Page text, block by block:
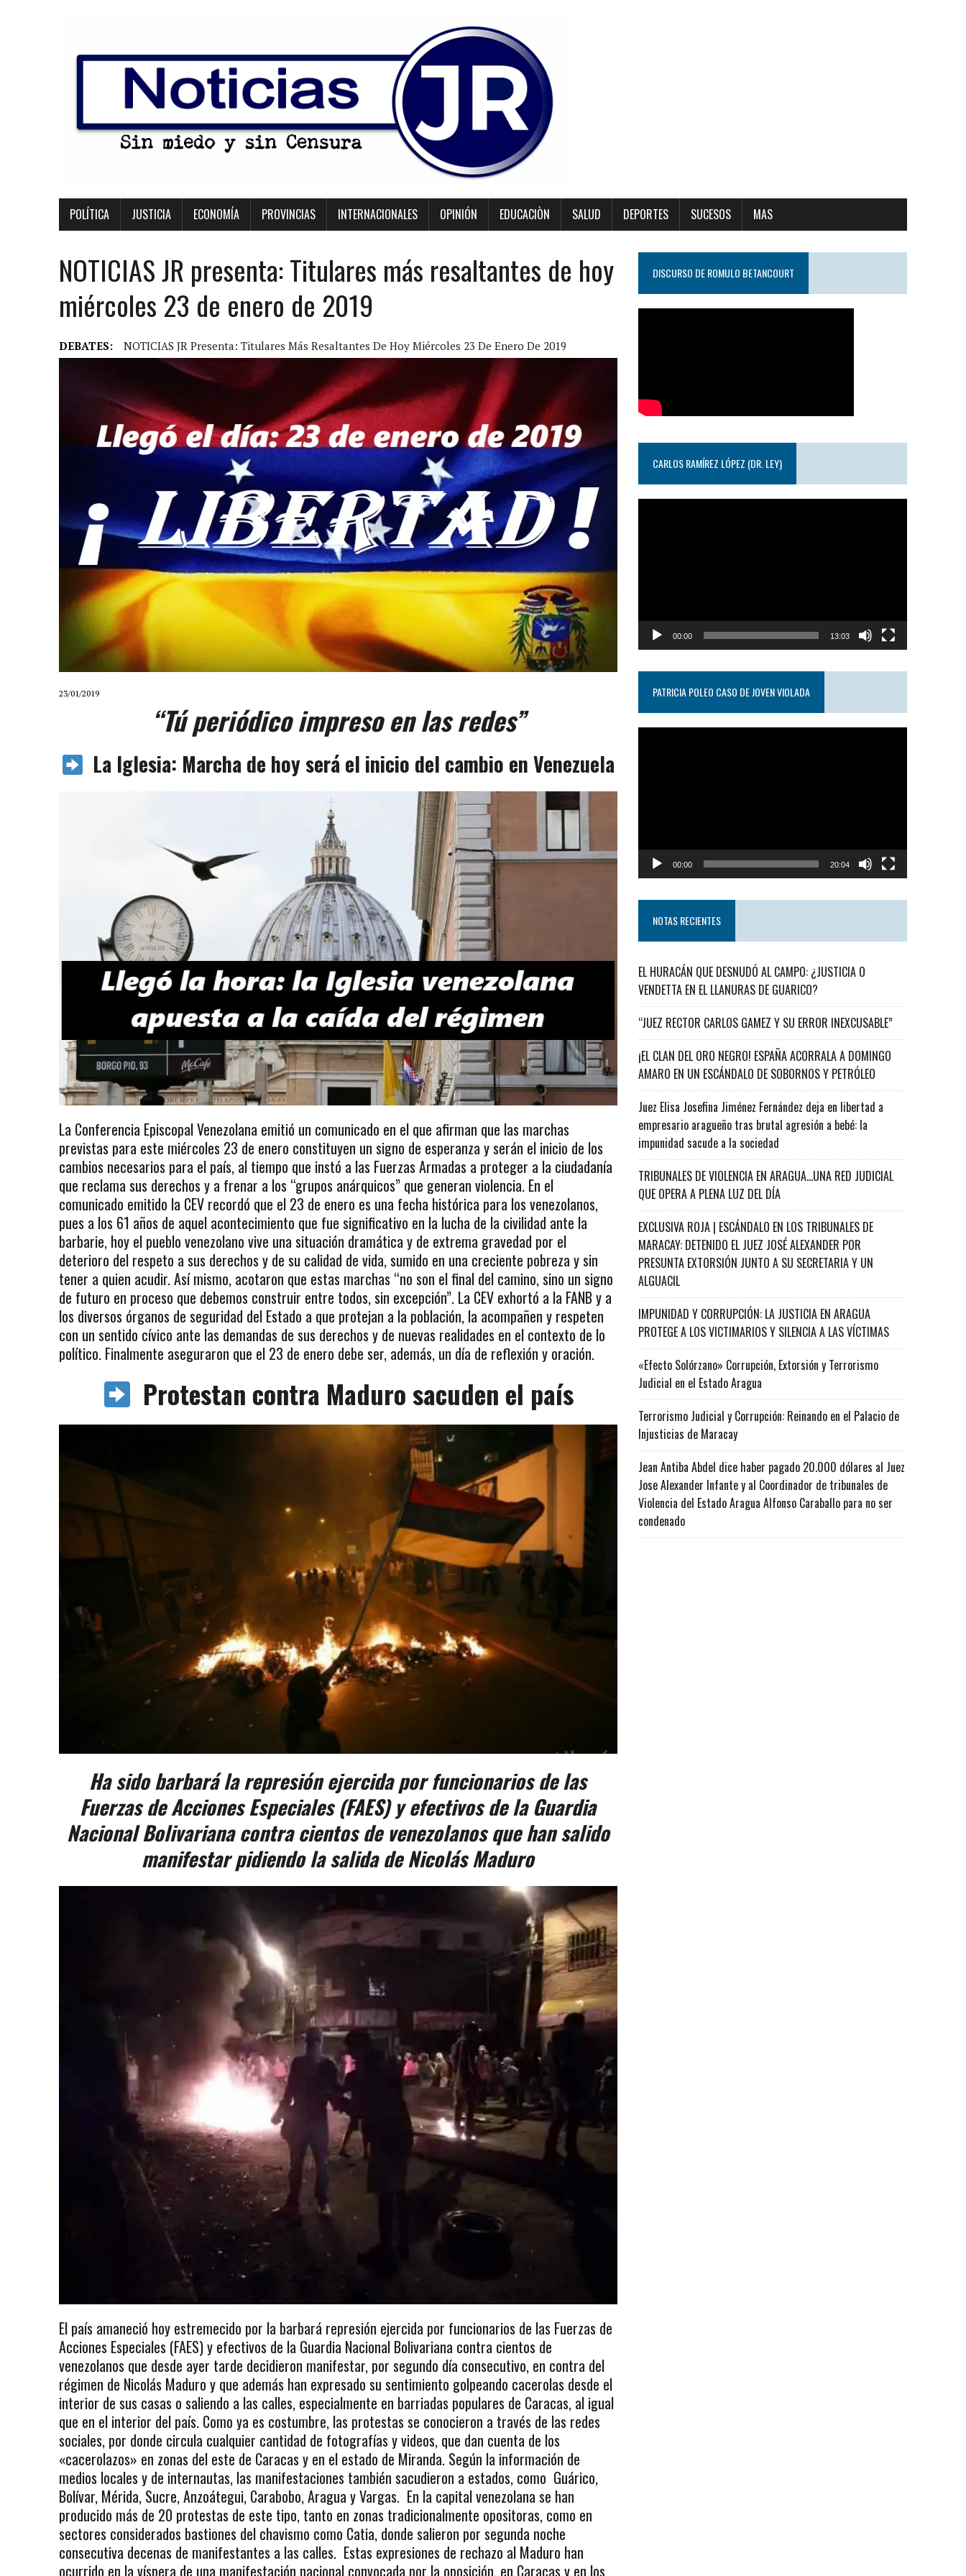
POLÍTICA JUSTICIA ECONOMÍA PROVINCIAS INTERNACIONALES OPINIÓN EDUCACIÒN SALUD DEPORTES SUCESOS MAS
NOTICIAS JR presenta: Titulares más resaltantes de hoy
miércoles 23 de enero de 2019
DEBATES: NOTICIAS JR Presenta: Titulares Más Resaltantes De Hoy Miércoles 23 De Enero De 2019
23/01/2019
“Tú periódico impreso en las redes”
La Iglesia: Marcha de hoy será el inicio del cambio en Venezuela
La Conferencia Episcopal Venezolana emitió un comunicado en el que afirman que las marchas
previstas para este miércoles 23 de enero constituyen un signo de esperanza y serán el inicio de los
cambios necesarios para el país, al tiempo que instó a las Fuerzas Armadas a proteger a la ciudadanía
que reclama sus derechos y a frenar a los “grupos anárquicos” que generan violencia. En el
comunicado emitido la CEV recordó que el 23 de enero es una fecha histórica para los venezolanos,
pues a los 61 años de aquel acontecimiento que fue significativo en la lucha de la civilidad ante la
barbarie, hoy el pueblo venezolano vive una situación dramática y de extrema gravedad por el
deterioro del respeto a sus derechos y de su calidad de vida, sumido en una creciente pobreza y sin
tener a quien acudir. Así mismo, acotaron que estas marchas “no son el final del camino, sino un signo
de futuro en proceso que debemos construir entre todos, sin excepción”. La CEV exhortó a la FANB y a
los diversos órganos de seguridad del Estado a que protejan a la población, la acompañen y respeten
con un sentido cívico ante las demandas de sus derechos y de nuevas realidades en el contexto de lo
político. Finalmente aseguraron que el 23 de enero debe ser, además, un día de reflexión y oración.
Protestan contra Maduro sacuden el país
Ha sido barbará la represión ejercida por funcionarios de las
Fuerzas de Acciones Especiales (FAES) y efectivos de la Guardia
Nacional Bolivariana contra cientos de venezolanos que han salido
manifestar pidiendo la salida de Nicolás Maduro
El país amaneció hoy estremecido por la barbará represión ejercida por funcionarios de las Fuerzas de
Acciones Especiales (FAES) y efectivos de la Guardia Nacional Bolivariana contra cientos de
venezolanos que desde ayer tarde decidieron manifestar, por segundo día consecutivo, en contra del
régimen de Nicolás Maduro y que además han expresado su sentimiento golpeando cacerolas desde el
interior de sus casas o saliendo a las calles, especialmente en barriadas populares de Caracas, al igual
que en el interior del país. Como ya es costumbre, las protestas se conocieron a través de las redes
sociales, por donde circula cualquier cantidad de fotografías y videos, que dan cuenta de los
«cacerolazos» en zonas del este de Caracas y en el estado de Miranda. Según la información de
medios locales y de internautas, las manifestaciones también sacudieron a estados, como Guárico,
Bolívar, Mérida, Sucre, Anzoátegui, Carabobo, Aragua y Vargas. En la capital venezolana se han
producido más de 20 protestas de este tipo, tanto en zonas tradicionalmente opositoras, como en
sectores considerados bastiones del chavismo como Catia, donde salieron por segunda noche
consecutiva decenas de manifestantes a las calles. Estas expresiones de rechazo al Maduro han
ocurrido en la víspera de una manifestación nacional convocada por la oposición, en Caracas y en los
DISCURSO DE ROMULO BETANCOURT
CARLOS RAMÍREZ LÓPEZ (DR. LEY)
00:00 13:03
PATRICIA POLEO CASO DE JOVEN VIOLADA
00:00 20:04
NOTAS RECIENTES
EL HURACÁN QUE DESNUDÓ AL CAMPO: ¿JUSTICIA O
VENDETTA EN EL LLANURAS DE GUARICO?
“JUEZ RECTOR CARLOS GAMEZ Y SU ERROR INEXCUSABLE”
¡EL CLAN DEL ORO NEGRO! ESPAÑA ACORRALA A DOMINGO
AMARO EN UN ESCÁNDALO DE SOBORNOS Y PETRÓLEO
Juez Elisa Josefina Jiménez Fernández deja en libertad a
empresario aragueño tras brutal agresión a bebé: la
impunidad sacude a la sociedad
TRIBUNALES DE VIOLENCIA EN ARAGUA…UNA RED JUDICIAL
QUE OPERA A PLENA LUZ DEL DÍA
EXCLUSIVA ROJA | ESCÁNDALO EN LOS TRIBUNALES DE
MARACAY: DETENIDO EL JUEZ JOSÉ ALEXANDER POR
PRESUNTA EXTORSIÓN JUNTO A SU SECRETARIA Y UN
ALGUACIL
IMPUNIDAD Y CORRUPCIÓN: LA JUSTICIA EN ARAGUA
PROTEGE A LOS VICTIMARIOS Y SILENCIA A LAS VÍCTIMAS
«Efecto Solórzano» Corrupción, Extorsión y Terrorismo
Judicial en el Estado Aragua
Terrorismo Judicial y Corrupción: Reinando en el Palacio de
Injusticias de Maracay
Jean Antiba Abdel dice haber pagado 20.000 dólares al Juez
Jose Alexander Infante y al Coordinador de tribunales de
Violencia del Estado Aragua Alfonso Caraballo para no ser
condenado